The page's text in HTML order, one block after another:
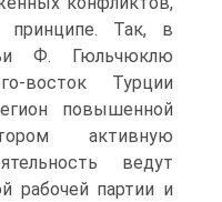
Так, в
Ф. Гюльчюклю
восток Турции
повышенной
активную
ведут
рабочей партии и